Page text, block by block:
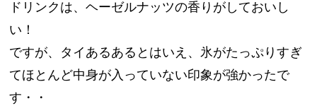
ドリンクは、ヘーゼルナッツの香りがしておいし
い！
ですが、タイあるあるとはいえ、氷がたっぷりすぎ
てほとんど中身が入っていない印象が強かったで
す・・